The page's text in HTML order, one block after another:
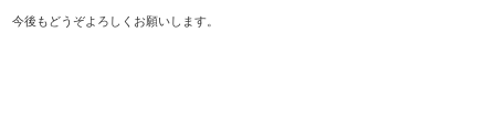
今後もどうぞよろしくお願いします。